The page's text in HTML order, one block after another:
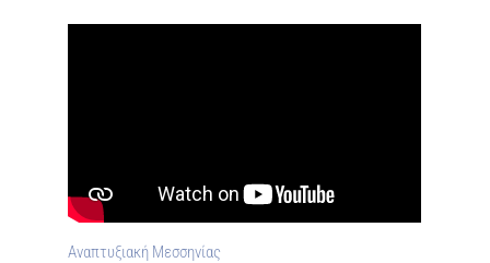
Αναπτυξιακή Μεσσηνίας